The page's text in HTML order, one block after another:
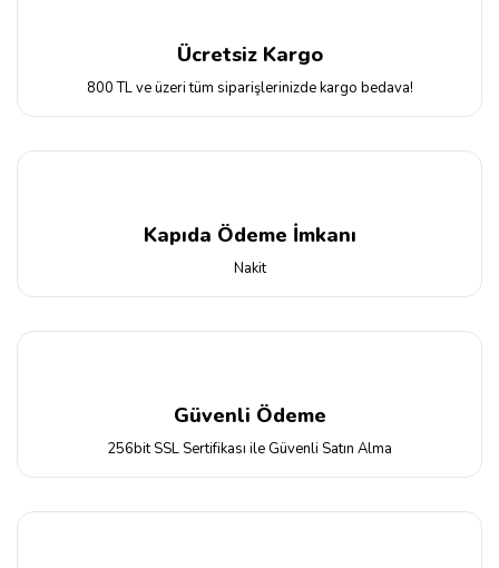
Ücretsiz Kargo
800 TL ve üzeri tüm siparişlerinizde kargo bedava!
Kapıda Ödeme İmkanı
Nakit
Güvenli Ödeme
256bit SSL Sertifikası ile Güvenli Satın Alma